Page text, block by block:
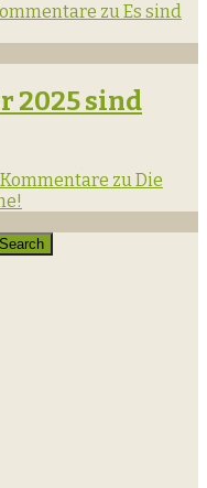
zu Es sind
2025 sind
zu Die